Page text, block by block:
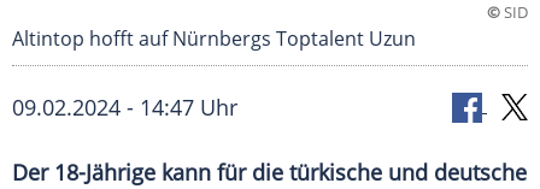
©SID
Altintop hofft auf Nürnbergs Toptalent Uzun
09.02.2024 - 14:47 Uhr
Der 18-Jährige kann für die türkische und deutsche